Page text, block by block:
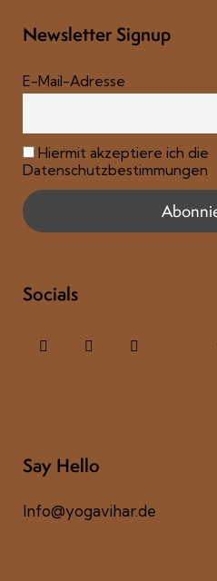
Newsletter Signup
E-Mail-Adresse
Hiermit akzeptiere ich die
Datenschutzbestimmungen
Socials
Say Hello
Info@yogavihar.de